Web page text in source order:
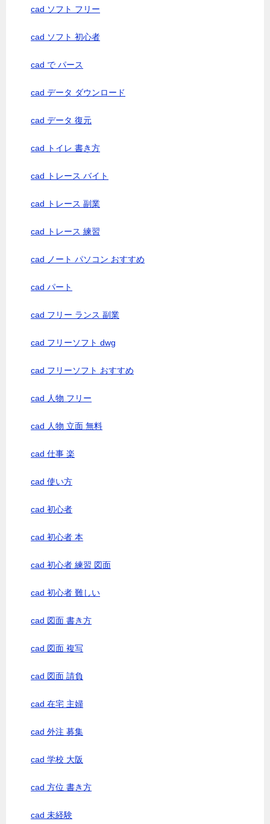
cad ソフト フリー
cad ソフト 初心者
cad で パース
cad データ ダウンロード
cad データ 復元
cad トイレ 書き方
cad トレース バイト
cad トレース 副業
cad トレース 練習
cad ノート パソコン おすすめ
cad パート
cad フリー ランス 副業
cad フリーソフト dwg
cad フリーソフト おすすめ
cad 人物 フリー
cad 人物 立面 無料
cad 仕事 楽
cad 使い方
cad 初心者
cad 初心者 本
cad 初心者 練習 図面
cad 初心者 難しい
cad 図面 書き方
cad 図面 複写
cad 図面 請負
cad 在宅 主婦
cad 外注 募集
cad 学校 大阪
cad 方位 書き方
cad 未経験